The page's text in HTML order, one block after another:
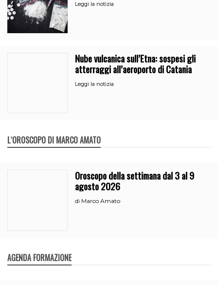
Leggi la notizia
Nube vulcanica sull’Etna: sospesi gli
atterraggi all’aeroporto di Catania
Leggi la notizia
L`OROSCOPO DI MARCO AMATO
Oroscopo della settimana dal 3 al 9
agosto 2026
di Marco Amato
AGENDA FORMAZIONE